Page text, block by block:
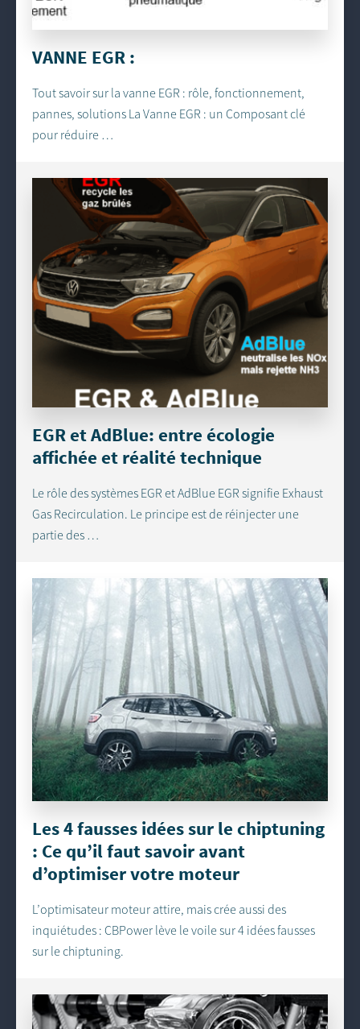
VANNE EGR :
Tout savoir sur la vanne EGR : rôle, fonctionnement,
pannes, solutions La Vanne EGR : un Composant clé
pour réduire …
EGR et AdBlue: entre écologie
affichée et réalité technique
Le rôle des systèmes EGR et AdBlue EGR signifie Exhaust
Gas Recirculation. Le principe est de réinjecter une
partie des …
Les 4 fausses idées sur le chiptuning
: Ce qu’il faut savoir avant
d’optimiser votre moteur
L’optimisateur moteur attire, mais crée aussi des
inquiétudes : CBPower lève le voile sur 4 idées fausses
sur le chiptuning.